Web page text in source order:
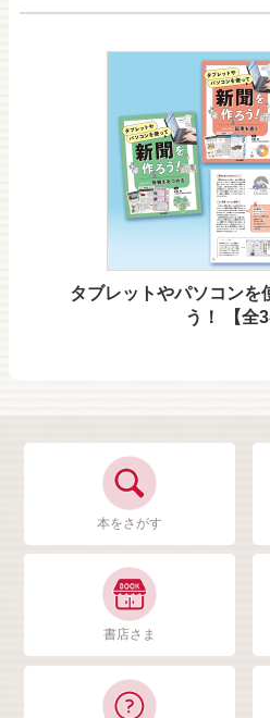
タブレットやパソコン
う！ 【全3
本をさがす
書店さま